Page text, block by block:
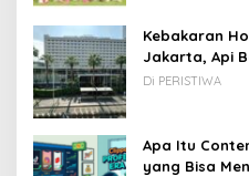
Kebakaran
Jakarta, Api
Di PERISTIWA
Apa Itu
yang Bisa